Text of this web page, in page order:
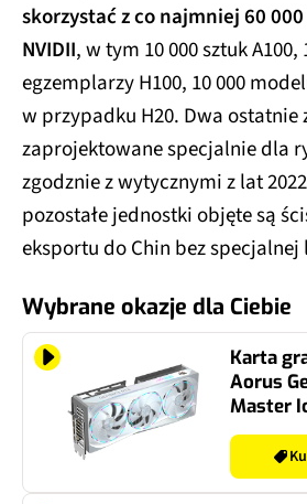
skorzystać z co najmniej 60
NVIDII, w tym 10 000 sztuk A100,
egzemplarzy H100, 10 000
w przypadku H20. Dwa ostatnie
zaprojektowane specjalnie dla
zgodznie z wytycznymi z lat
pozostałe jednostki objęte są
eksportu do Chin bez
Wybrane okazje dla Ciebie
Karta
Aorus
Master